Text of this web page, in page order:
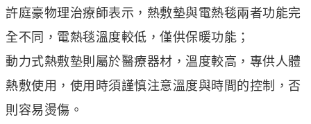
許庭豪物理治療師表示，熱敷墊與電熱毯兩者功能完
全不同，電熱毯溫度較低，僅供保暖功能；
動力式熱敷墊則屬於醫療器材，溫度較高，專供人體
熱敷使用，使用時須謹慎注意溫度與時間的控制，否
則容易燙傷。